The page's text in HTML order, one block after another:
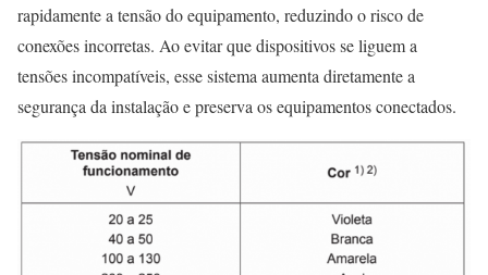
rapidamente a tensão do equipamento, reduzindo o risco de
conexões incorretas. Ao evitar que dispositivos se liguem a
tensões incompatíveis, esse sistema aumenta diretamente a
segurança da instalação e preserva os equipamentos conectados.